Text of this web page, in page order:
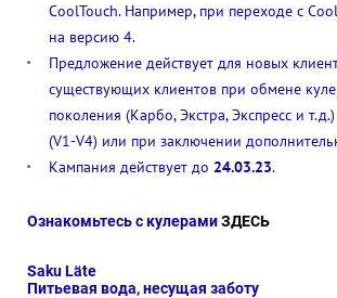
CoolTouch. Например, при переходе с
на версию 4.
Предложение действует для новых
существующих клиентов при обмене
поколения (Карбо, Экстра, Экспресс и
(V1-V4) или при заключении
Кампания действует до 24.03.23.
Ознакомьтесь с кулерамиЗДЕСЬ
Saku Läte
Питьевая вода, несущая заботу